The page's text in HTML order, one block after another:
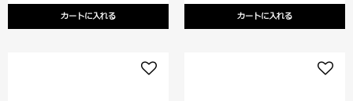
カートに入れる カートに入れる